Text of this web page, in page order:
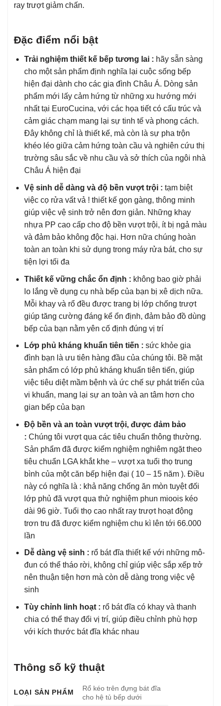
ray trượt giảm chấn.
Đặc điểm nổi bật
Trải nghiệm thiết kế bếp tương lai : hãy sẵn sàng
cho một sản phẩm định nghĩa lại cuộc sống bếp
hiện đại dành cho các gia đình Châu Á. Dòng sản
phẩm mới lấy cảm hứng từ những xu hướng mới
nhất tại EuroCucina, với các họa tiết có cấu trúc và
cảm giác chạm mang lại sự tinh tế và phong cách.
Đây không chỉ là thiết kế, mà còn là sự pha trộn
khéo léo giữa cảm hứng toàn cầu và nghiên cứu thị
trường sâu sắc về nhu cầu và sở thích của ngôi nhà
Châu Á hiện đại
Vệ sinh dễ dàng và độ bền vượt trội : tạm biệt
việc cọ rửa vất vả ! thiết kế gọn gàng, thông minh
giúp việc vệ sinh trở nên đơn giản. Những khay
nhựa PP cao cấp cho độ bền vượt trội, ít bị ngả màu
và đảm bảo không độc hại. Hơn nữa chúng hoàn
toàn an toàn khi sử dụng trong máy rửa bát, cho sự
tiện lợi tối đa
Thiết kế vững chắc ổn định : không bao giờ phải
lo lắng về dụng cụ nhà bếp của bạn bị xê dịch nữa.
Mỗi khay và rổ đều được trang bị lớp chống trượt
giúp tăng cường đáng kể ổn định, đảm bảo đồ dùng
bếp của bạn nằm yên cố định đúng vị trí
Lớp phủ kháng khuẩn tiên tiến : sức khỏe gia
đình bạn là ưu tiên hàng đầu của chúng tôi. Bề mặt
sản phẩm có lớp phủ kháng khuẩn tiên tiến, giúp
việc tiêu diệt mầm bệnh và ức chế sự phát triển của
vi khuẩn, mang lại sự an toàn và an tâm hơn cho
gian bếp của bạn
Độ bền và an toàn vượt trội, được đảm bảo
: Chúng tôi vượt qua các tiêu chuẩn thông thường.
Sản phẩm đã được kiểm nghiệm nghiêm ngặt theo
tiêu chuẩn LGA khắt khe – vượt xa tuổi thọ trung
bình của một căn bếp hiện đại ( 10 – 15 năm ). Điều
này có nghĩa là : khả năng chống ăn mòn tuyệt đối
lớp phủ đã vượt qua thử nghiệm phun mioois kéo
dài 96 giờ. Tuổi thọ cao nhất ray trượt hoạt động
trơn tru đã được kiểm nghiệm chu kì lên tới 66.000
lần
Dễ dàng vệ sinh : rổ bát đĩa thiết kế với những mô-
đun có thể tháo rời, không chỉ giúp việc sắp xếp trở
nên thuận tiện hơn mà còn dễ dàng trong việc vệ
sinh
Tùy chỉnh linh hoạt : rổ bát đĩa có khay và thanh
chia có thể thay đổi vị trí, giúp điều chỉnh phù hợp
với kích thước bát đĩa khác nhau
Thông số kỹ thuật
LOẠI SẢN PHẨM
Rổ kéo trên đựng bát đĩa
cho hệ tủ bếp dưới